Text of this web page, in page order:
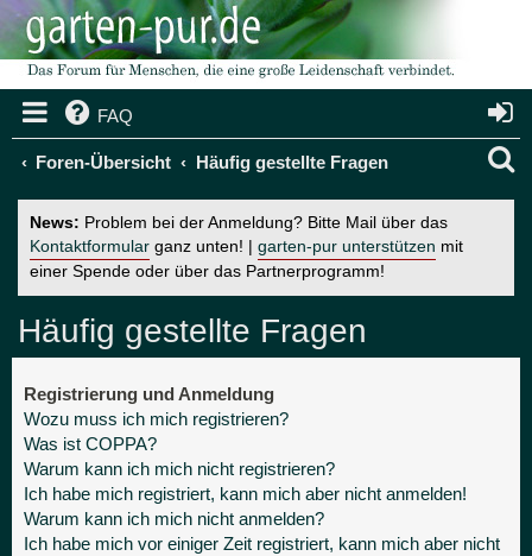
FAQ
Foren-Übersicht Häufig gestellte Fragen
News: Problem bei der Anmeldung? Bitte Mail über das
Kontaktformular ganz unten! | garten-pur unterstützen mit
einer Spende oder über das Partnerprogramm!
Häufig gestellte Fragen
Registrierung und Anmeldung
Wozu muss ich mich registrieren?
Was ist COPPA?
Warum kann ich mich nicht registrieren?
Ich habe mich registriert, kann mich aber nicht anmelden!
Warum kann ich mich nicht anmelden?
Ich habe mich vor einiger Zeit registriert, kann mich aber nicht